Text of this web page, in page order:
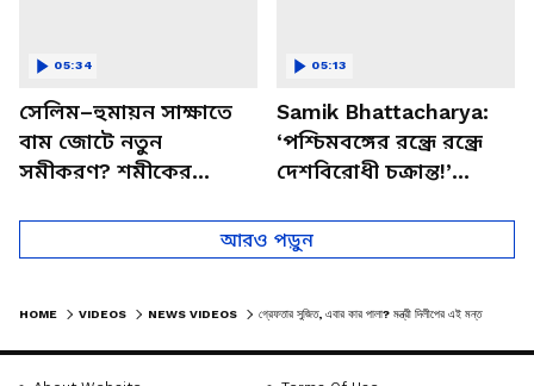
সেলিম–হুমায়ন সাক্ষাতে
বাম জোটে নতুন
সমীকরণ? শমীকের
Samik Bhattacharya
05:34
Samik Bhattacharya:
‘পশ্চিমবঙ্গের রন্ধ্রে রন্ধ্রে
দেশবিরোধী চক্রান্ত!’
BJP News
05:13
আরও পড়ুন
HOME VIDEOS NEWS VIDEOS গ্রেফতার সুজিত, এবার কার পালা? মন্ত্রী দিলীপের এই মন্তব্যে তোলপাড়! | DILIP GHOSH | SUJIT BOSE | BJP